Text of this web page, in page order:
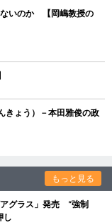
ないのか 【岡嶋教授の
きょう）－本田雅俊の政
もっと見る
グラス」発売 “強制
し